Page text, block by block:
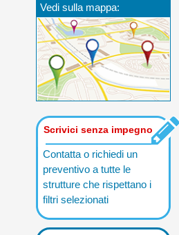
Vedi sulla mappa:
Scrivici senza impegno
Contatta o richiedi un
preventivo a tutte le
strutture che rispettano i
filtri selezionati